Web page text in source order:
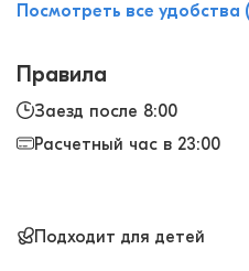
Посмотреть все удобства
Правила
Заезд после 8:00
Расчетный час в 23:00
Подходит для детей